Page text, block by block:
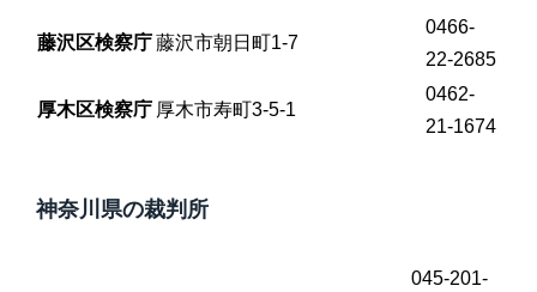
藤沢区検察庁藤沢市朝日町1-7
0466-
22-2685
厚木区検察庁 厚木市寿町3-5-1
0462-
21-1674
神奈川県の裁判所
045-201-